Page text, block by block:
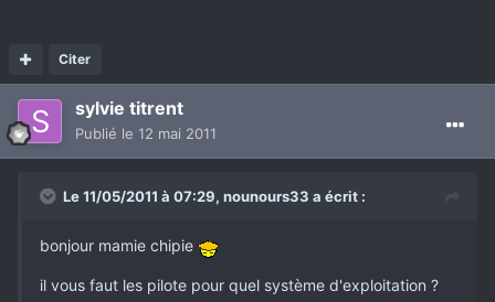
Citer
sylvie titrent
Publié le 12 mai 2011
Le 11/05/2011 à 07:29, nounours33 a écrit :
bonjour mamie chipie
il vous faut les pilote pour quel système d'exploitation ?